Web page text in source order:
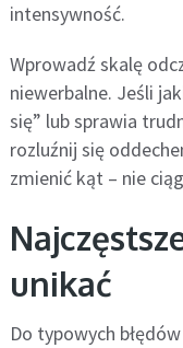
intensywność.
Wprowadź skalę
niewerbalne. Jeśli
się” lub sprawia
rozluźnij się
zmienić kąt – nie
unikać
Do typowych